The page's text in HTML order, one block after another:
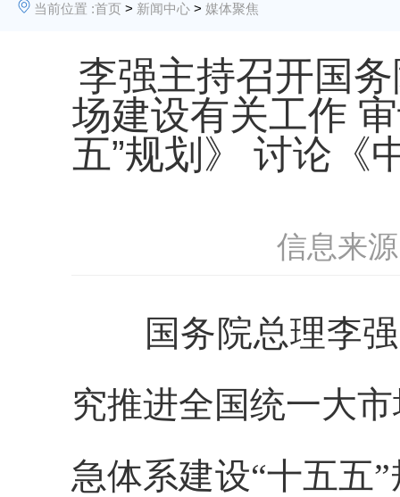
当前位置 :首页 > 新闻中心 > 媒体聚焦
李强主持召开国
场建设有关工作
五”规划》 讨论《
信息来
国务院总理李
究推进全国统一大
急体系建设“十五五